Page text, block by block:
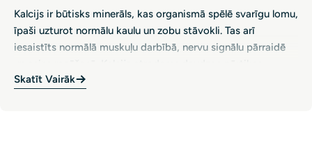
Kalcijs ir būtisks minerāls, kas organismā spēlē svarīgu lomu,
īpaši uzturot normālu kaulu un zobu stāvokli. Tas arī
iesaistīts normālā muskuļu darbībā, nervu signālu pārraidē
produktos, tostarp piena produktos, zaļos lapu dārzeņos,
Skatīt Vairāk